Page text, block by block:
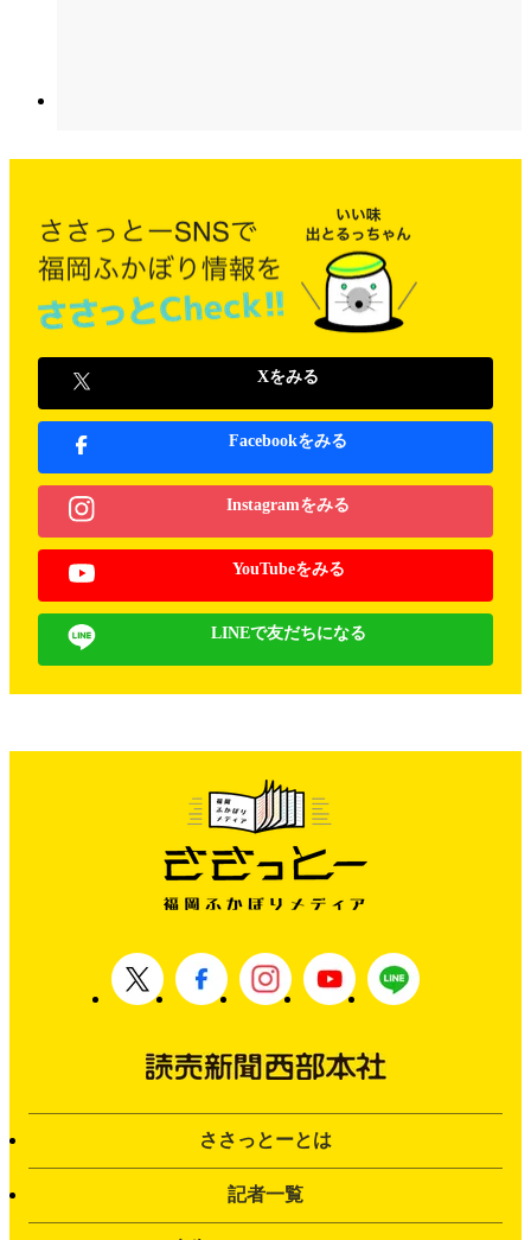
Xをみる
Facebookをみる
Instagramをみる
YouTubeをみる
LINEで友だちになる
ささっとーとは
記者一覧